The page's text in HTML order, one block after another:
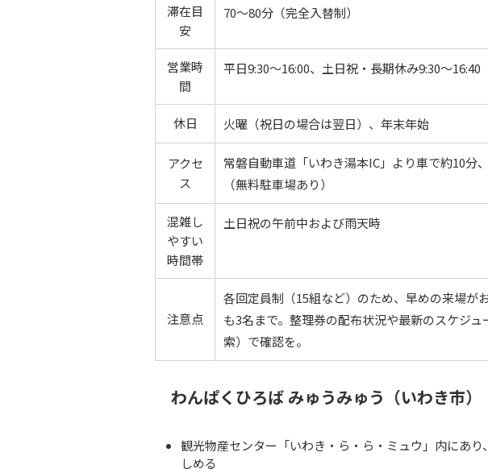
滞在目
安
70〜80分（完全入替制）
営業時
間
平日9:30〜16:00、土日祝・長期休み9:30〜16:40
休日 火曜（祝日の場合は翌日）、年末年始
アクセ
ス
常磐自動車道「いわき湯本IC」より車で約10分
（無料駐車場あり）
混雑し
やすい
時間帯
土日祝の午前中および雨天時
注意点
各回定員制（15組など）のため、早めの来場が
も3名まで。整理券の配布状況や最新のスケジ
索）で確認を。
わんぱくひろば みゅうみゅう（いわき市）
観光物産センター「いわき・ら・ら・ミュウ」内にあ
しめる